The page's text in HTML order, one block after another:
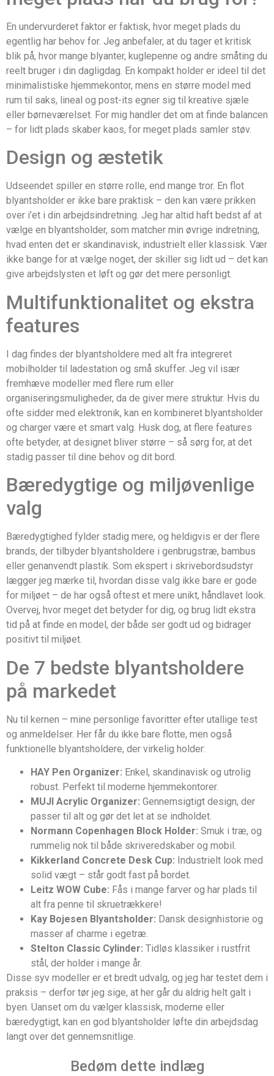
En undervurderet faktor er faktisk, hvor meget plads du
egentlig har behov for. Jeg anbefaler, at du tager et kritisk
blik på, hvor mange blyanter, kuglepenne og andre småting du
reelt bruger i din dagligdag. En kompakt holder er ideel til det
minimalistiske hjemmekontor, mens en større model med
rum til saks, lineal og post-its egner sig til kreative sjæle
eller børneværelset. For mig handler det om at finde balancen
– for lidt plads skaber kaos, for meget plads samler støv.
Design og æstetik
Udseendet spiller en større rolle, end mange tror. En flot
blyantsholder er ikke bare praktisk – den kan være prikken
over i’et i din arbejdsindretning. Jeg har altid haft bedst af at
vælge en blyantsholder, som matcher min øvrige indretning,
hvad enten det er skandinavisk, industrielt eller klassisk. Vær
ikke bange for at vælge noget, der skiller sig lidt ud – det kan
give arbejdslysten et løft og gør det mere personligt.
Multifunktionalitet og ekstra
features
I dag findes der blyantsholdere med alt fra integreret
mobilholder til ladestation og små skuffer. Jeg vil især
fremhæve modeller med flere rum eller
organiseringsmuligheder, da de giver mere struktur. Hvis du
ofte sidder med elektronik, kan en kombineret blyantsholder
og charger være et smart valg. Husk dog, at flere features
ofte betyder, at designet bliver større – så sørg for, at det
stadig passer til dine behov og dit bord.
Bæredygtige og miljøvenlige
valg
Bæredygtighed fylder stadig mere, og heldigvis er der flere
brands, der tilbyder blyantsholdere i genbrugstræ, bambus
eller genanvendt plastik. Som ekspert i skrivebordsudstyr
lægger jeg mærke til, hvordan disse valg ikke bare er gode
for miljøet – de har også oftest et mere unikt, håndlavet look.
Overvej, hvor meget det betyder for dig, og brug lidt ekstra
tid på at finde en model, der både ser godt ud og bidrager
positivt til miljøet.
De 7 bedste blyantsholdere
på markedet
Nu til kernen – mine personlige favoritter efter utallige test
og anmeldelser. Her får du ikke bare flotte, men også
funktionelle blyantsholdere, der virkelig holder:
HAY Pen Organizer: Enkel, skandinavisk og utrolig
robust. Perfekt til moderne hjemmekontorer.
MUJI Acrylic Organizer: Gennemsigtigt design, der
passer til alt og gør det let at se indholdet.
Normann Copenhagen Block Holder: Smuk i træ, og
rummelig nok til både skriveredskaber og mobil.
Kikkerland Concrete Desk Cup: Industrielt look med
solid vægt – står godt fast på bordet.
Leitz WOW Cube: Fås i mange farver og har plads til
alt fra penne til skruetrækkere!
Kay Bojesen Blyantsholder: Dansk designhistorie og
masser af charme i egetræ.
Stelton Classic Cylinder: Tidløs klassiker i rustfrit
stål, der holder i mange år.
Disse syv modeller er et bredt udvalg, og jeg har testet dem i
praksis – derfor tør jeg sige, at her går du aldrig helt galt i
byen. Uanset om du vælger klassisk, moderne eller
bæredygtigt, kan en god blyantsholder løfte din arbejdsdag
langt over det gennemsnitlige.
Bedøm dette indlæg